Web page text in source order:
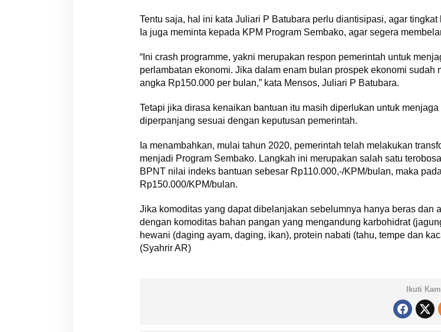
Tentu saja, hal ini kata Juliari P Batubara perlu diantisipasi, agar
Ia juga meminta kepada KPM Program Sembako, agar segera
“Ini crash programme, yakni merupakan respon pemerintah untuk
perlambatan ekonomi. Jika dalam enam bulan prospek ekonomi
angka Rp150.000 per bulan,” kata Mensos, Juliari P Batubara.
Tetapi jika dirasa kenaikan bantuan itu masih diperlukan untuk
diperpanjang sesuai dengan keputusan pemerintah.
Ia menambahkan, mulai tahun 2020, pemerintah telah melakukan
menjadi Program Sembako. Langkah ini merupakan salah satu
BPNT nilai indeks bantuan sebesar Rp110.000,-/KPM/bulan, maka
Rp150.000/KPM/bulan.
Jika komoditas yang dapat dibelanjakan sebelumnya hanya beras dan
dengan komoditas bahan pangan yang mengandung karbohidrat
hewani (daging ayam, daging, ikan), protein nabati (tahu, tempe dan
(Syahrir AR)
Ikuti